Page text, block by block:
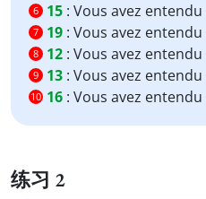
6 15 : Vous avez entendu
7 19 : Vous avez entendu
8 12 : Vous avez entendu
9 13 : Vous avez entendu
10 16 : Vous avez entendu
练习 2